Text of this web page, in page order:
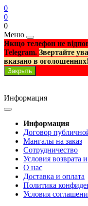
0
0
0
Меню
Якщо телефон не
Telegram. Звертайте
вказано в оголошеннях!
Закрыть
Информация
Информация
Договор
Мангалы на заказ
Сотрудничество
Условия возврата
О нас
Доставка и оплата
Политика
Условия